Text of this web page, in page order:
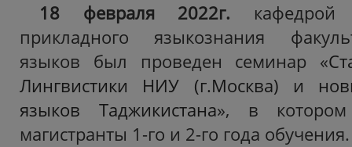
18 февраля 2022г. кафедрой
прикладного языкознания
языков был проведен семинар «
Лингвистики НИУ (г.Москва) и
языков Таджикистана», в котором
магистранты 1-го и 2-го года обучения.